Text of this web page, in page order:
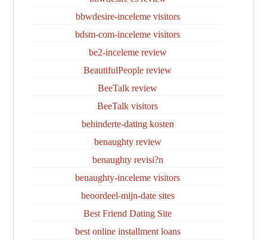
bbwdesire-inceleme visitors
bdsm-com-inceleme visitors
be2-inceleme review
BeautifulPeople review
BeeTalk review
BeeTalk visitors
behinderte-dating kosten
benaughty review
benaughty revisi?n
benaughty-inceleme visitors
beoordeel-mijn-date sites
Best Friend Dating Site
best online installment loans